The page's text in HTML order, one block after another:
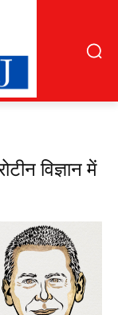
विज्ञान में